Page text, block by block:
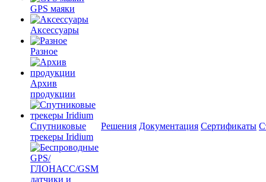
GPS маяки
Аксессуары
Разное
Архив
продукции
Спутниковые
трекеры Iridium
Решения Документация Сертификаты